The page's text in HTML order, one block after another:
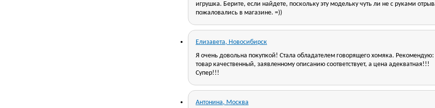
игрушка. Берите, если найдете, поскольку эту модельку чуть ли не с руками
пожаловались в магазине. =))
Елизавета, Новосибирск
Я очень довольна покупкой! Стала обладателем говорящего хомяка. Рекомендую:
товар качественный, заявленному описанию соответствует, а цена адекватная!!!
Супер!!!
Антонина, Москва